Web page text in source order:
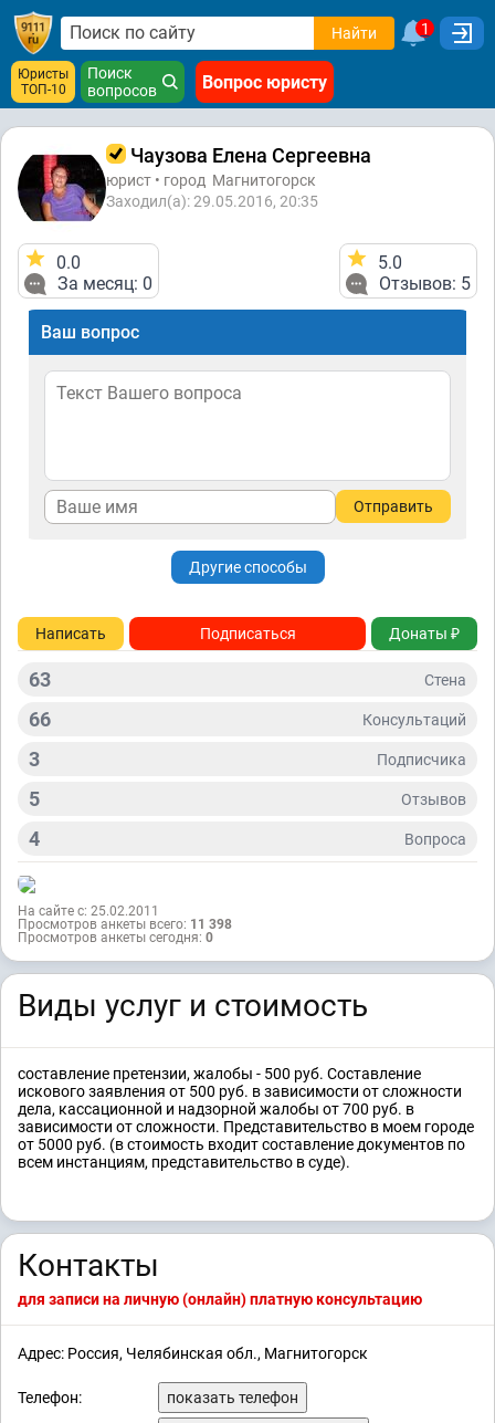
Найти 1
Юристы
ТОП-10
Поиск
вопросов
Вопрос юристу
Чаузова Елена Сергеевна
юрист • город Магнитогорск
Заходил(а): 29.05.2016, 20:35
0.0
За месяц: 0
5.0
Отзывов: 5
Ваш вопрос
Отправить
Другие способы
Написать Подписаться Донаты ₽
63 Стена
66 Консультаций
3 Подписчикa
5 Отзывов
4 Вопросa
На сайте с: 25.02.2011
Просмотров анкеты всего: 11 398
Просмотров анкеты сегодня: 0
Виды услуг и стоимость
составление претензии, жалобы - 500 руб. Составление
искового заявления от 500 руб. в зависимости от сложности
дела, кассационной и надзорной жалобы от 700 руб. в
зависимости от сложности. Представительство в моем городе
от 5000 руб. (в стоимость входит составление документов по
всем инстанциям, представительство в суде).
Контакты
для записи на личную (онлайн) платную консультацию
Адрес: Россия, Челябинская обл., Магнитогорск
Телефон:
показать телефон